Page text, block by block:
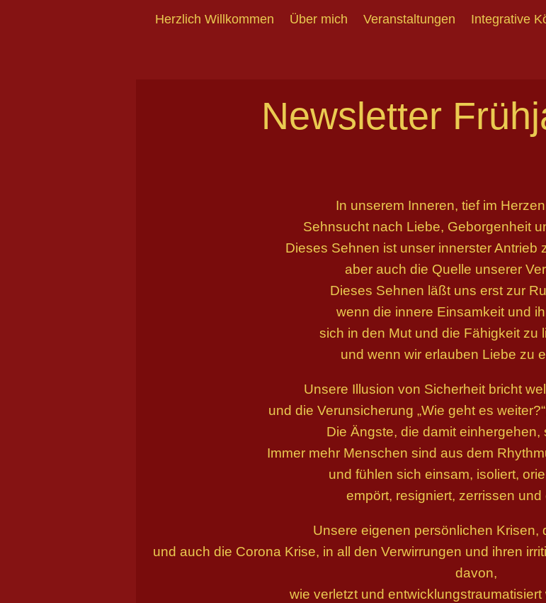
Herzlich Willkommen Über mich Veranstaltungen Integrative
Newsletter
In unserem Inneren, tief im
Sehnsucht nach Liebe, Geborgenheit
Dieses Sehnen ist unser innerster Antrieb
aber auch die Quelle unserer
Dieses Sehnen läßt uns erst zur
wenn die innere Einsamkeit und
sich in den Mut und die Fähigkeit zu
und wenn wir erlauben Liebe zu
Unsere Illusion von Sicherheit bricht
und die Verunsicherung „Wie geht es
Die Ängste, die damit einhergehen,
Immer mehr Menschen sind aus dem
und fühlen sich einsam, isoliert,
empört, resigniert, zerrissen und
Unsere eigenen persönlichen Krisen,
und auch die Corona Krise, in all den Verwirrungen und ihren
davon,
wie verletzt und